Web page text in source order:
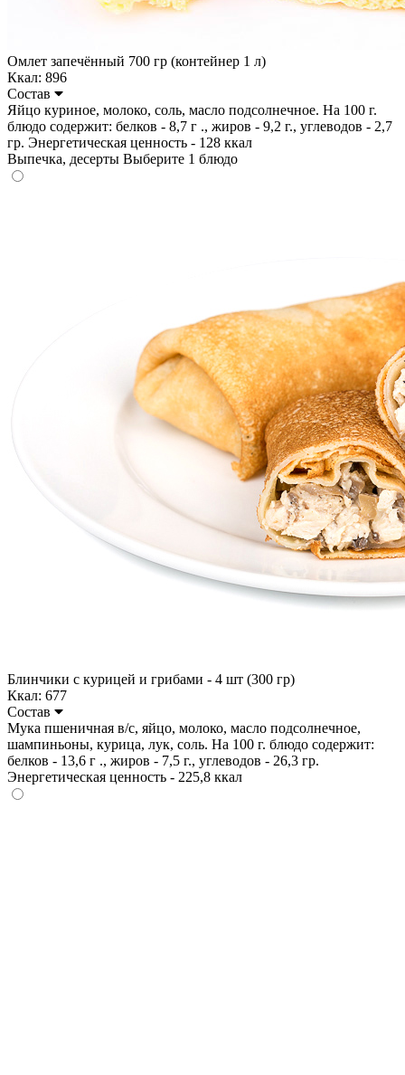
Омлет запечённый 700 гр (контейнер 1 л)
Ккал: 896
Состав
Яйцо куриное, молоко, соль, масло подсолнечное. На 100 г.
блюдо содержит: белков - 8,7 г ., жиров - 9,2 г., углеводов - 2,7
гр. Энергетическая ценность - 128 ккал
Выпечка, десерты Выберите 1 блюдо
Блинчики с курицей и грибами - 4 шт (300 гр)
Ккал: 677
Состав
Мука пшеничная в/с, яйцо, молоко, масло подсолнечное,
шампиньоны, курица, лук, соль. На 100 г. блюдо содержит:
белков - 13,6 г ., жиров - 7,5 г., углеводов - 26,3 гр.
Энергетическая ценность - 225,8 ккал